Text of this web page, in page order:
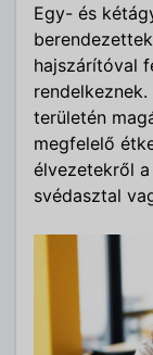
Egy- és
hajszárítóval
területén
megfelelő
élvezetekről
svédasztal